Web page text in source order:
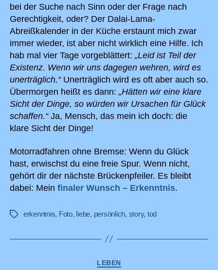
bei der Suche nach Sinn oder der Frage nach
Gerechtigkeit, oder? Der Dalai-Lama-
Abreißkalender in der Küche erstaunt mich zwar
immer wieder, ist aber nicht wirklich eine Hilfe. Ich
hab mal vier Tage vorgeblättert: „Leid ist Teil der
Existenz. Wenn wir uns dagegen wehren, wird es
unerträglich.“Unerträglich wird es oft aber auch so.
Übermorgen heißt es dann: „Hätten wir eine klare
Sicht der Dinge, so würden wir Ursachen für Glück
schaffen.“Ja, Mensch, das mein ich doch: die
klare Sicht der Dinge!
Motorradfahren ohne Bremse: Wenn du Glück
hast, erwischst du eine freie Spur. Wenn nicht,
gehört dir der nächste Brückenpfeiler. Es bleibt
dabei: Mein finaler Wunsch – Erkenntnis.
Schlagwörter
erkenntnis, Foto, liebe, persönlich, story, tod
Kategorien
LEBEN